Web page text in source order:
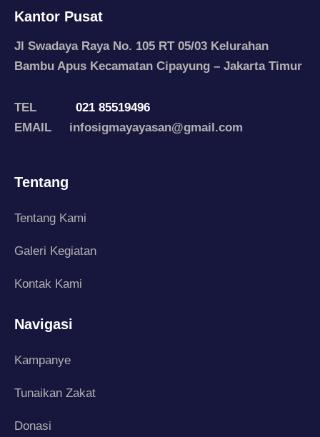
Kantor Pusat
Jl Swadaya Raya No. 105 RT 05/03 Kelurahan
Bambu Apus Kecamatan Cipayung – Jakarta Timur
TEL
021 85519496
EMAIL infosigmayayasan@gmail.com
Tentang
Tentang Kami
Galeri Kegiatan
Kontak Kami
Navigasi
Kampanye
Tunaikan Zakat
Donasi